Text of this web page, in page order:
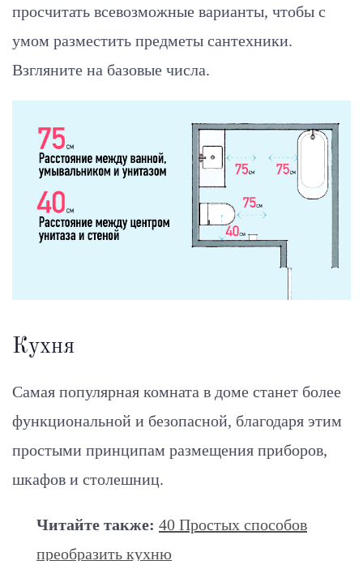
просчитать всевозможные варианты, чтобы с
умом разместить предметы сантехники.
Взгляните на базовые числа.
Кухня
Самая популярная комната в доме станет более
функциональной и безопасной, благодаря этим
простыми принципам размещения приборов,
шкафов и столешниц.
Читайте также: 40 Простых способов
преобразить кухню